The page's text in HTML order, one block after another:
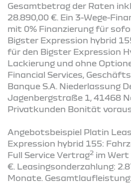
Gesamtbetrag der Raten
28.890,00 €. Ein 3-Wege-
mit 0% Finanzierung für
Bigster Expression hybrid
für den Bigster Expression
Lackierung und ohne
Financial Services,
Banque S.A. Niederlassung
Jagenbergstraße 1, 41468
Privatkunden Bonität
Angebotsbeispiel Platin
Expression hybrid 155:
Full Service Vertrag2 im Wert
€. Leasingsonderzahlung:
Monate.